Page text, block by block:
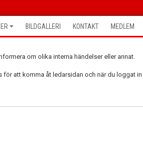
BILDGALLERI KONTAKT MEDLEM
om olika interna händelser eller annat.
att komma åt ledarsidan och när du loggat in